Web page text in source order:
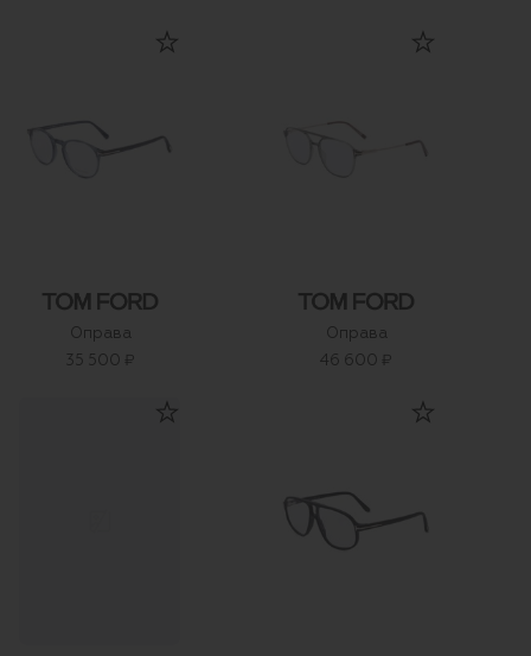
Оправа
35 500 ₽
Оправа
46 600 ₽